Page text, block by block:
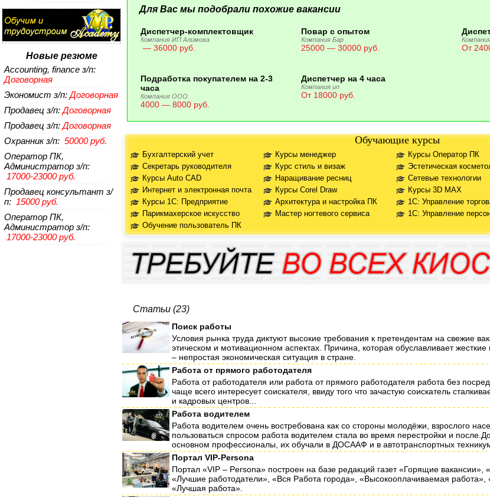
Новые резюме
Accounting, finance з/п:
Договорная
Экономист з/п:Договорная
Продавец з/п:Договорная
Продавец з/п:Договорная
Охранникз/п: 50000 руб.
Оператор ПК,
Администратор з/п:
17000-23000 руб.
Продавец консультант з/
п: 15000 руб.
Оператор ПК,
Администратор з/п:
17000-23000 руб.
Для Вас мы подобрали похожие вакансии
Диспетчер-комплектовщик
Компания ИП Алимова
— 36000 руб.
Повар с опытом
Компания Бар
25000 — 30000 руб. От
Подработка покупателем на 2-3
часа
Компания ООО
4000 — 8000 руб.
Диспетчер на 4 часа
Компания ип
От 18000 руб.
Обучающие курсы
Бухгалтерский учет Курсы менеджер Курсы Оператор ПК
Секретарь руководителя
Курс стиль и визаж Эстетическая
Курсы Auto CAD
Наращивание ресниц Сетевые технологии
Интернет и электронная почта
Курсы Corel Draw Курсы 3D MAX
Курсы 1С: Предприятие
Архитектура и настройка ПК 1С: Управление
Парикмахерское искусство
Мастер ногтевого сервиса 1С: Управление
Обучение пользователь ПК
Статьи (23)
Поиск работы
Условия рынка труда диктуют высокие требования к претендентам на свежие
этическом и мотивационном аспектах. Причина, которая обуславливает
– непростая экономическая ситуация в стране.
Работа от прямого работодателя
Работа от работодателя или работа от прямого работодателя работа без
чаще всего интересует соискателя, ввиду того что зачастую соискатель
и кадровых центров...
Работа водителем
Работа водителем очень востребована как со стороны молодёжи, взрослого
пользоваться спросом работа водителем стала во время перестройки и
основном профессионалы, их обучали в ДОСААФ и в автотранспортных
Портал VIP-Persona
Портал «VIP – Persona» построен на базе редакций газет «Горящие вакансии»,
«Лучшие работодатели», «Вся Работа города», «Высокооплачиваемая
«Лучшая работа».